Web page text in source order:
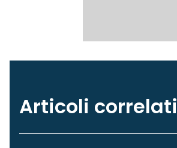
Articoli correlati